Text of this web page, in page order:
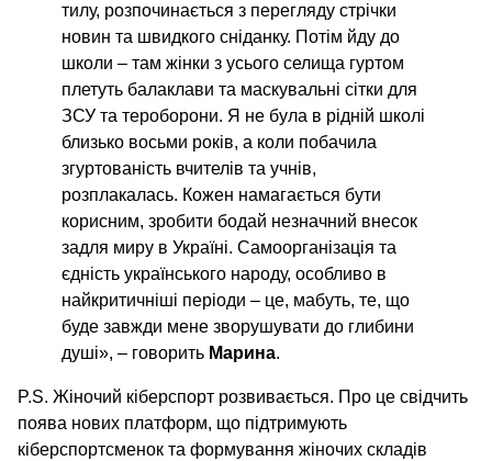
тилу, розпочинається з перегляду стрічки
новин та швидкого сніданку. Потім йду до
школи – там жінки з усього селища гуртом
плетуть балаклави та маскувальні сітки для
ЗСУ та тероборони. Я не була в рідній школі
близько восьми років, а коли побачила
згуртованість вчителів та учнів,
розплакалась. Кожен намагається бути
корисним, зробити бодай незначний внесок
задля миру в Україні. Самоорганізація та
єдність українського народу, особливо в
найкритичніші періоди – це, мабуть, те, що
буде завжди мене зворушувати до глибини
душі», – говорить Марина.
P.S. Жіночий кіберспорт розвивається. Про це свідчить
поява нових платформ, що підтримують
кіберспортсменок та формування жіночих складів